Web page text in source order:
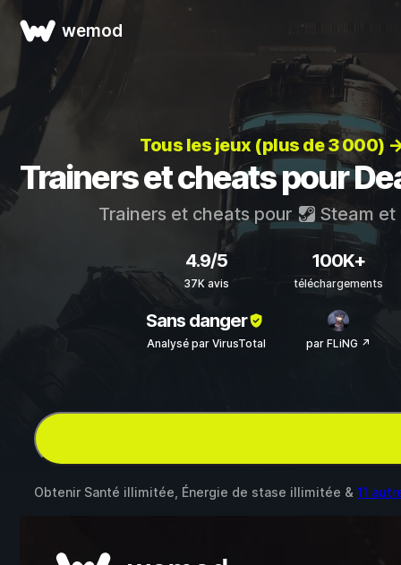
wemod
Tous les jeux (plus de 3 000)
Trainers et cheats pour
Trainers et cheats pour Steam et
4.9/5
37K avis
100K+
téléchargements
Sans danger
Analysé par VirusTotal par FLiNG ↗
Obtenir Santé illimitée, Énergie de stase illimitée & 11